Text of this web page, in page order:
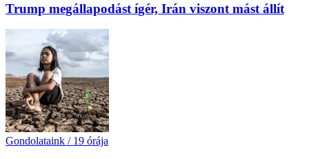
Trump megállapodást ígér, Irán viszont mást állít
Gondolataink / 19 órája